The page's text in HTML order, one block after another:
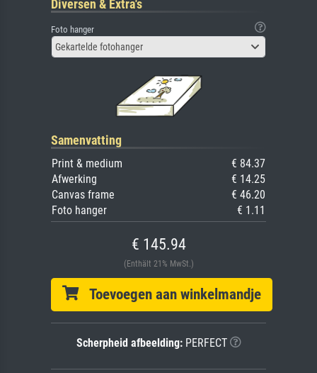
Diversen & Extra's
Foto hanger
Gekartelde fotohanger
Samenvatting
Print & medium
€ 84.37
Afwerking
€ 14.25
Canvas frame
€ 46.20
Foto hanger
€ 1.11
€ 145.94
(Enthält 21% MwSt.)
Toevoegen aan winkelmandje
Scherpheid afbeelding:PERFECT